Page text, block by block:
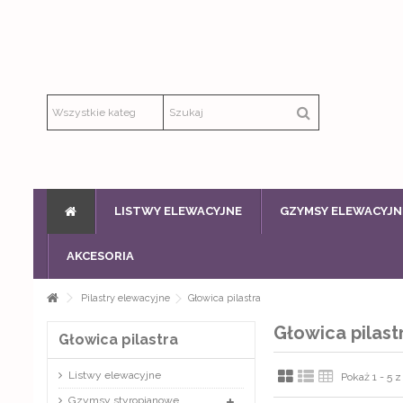
LISTWY ELEWACYJNE GZYMSY
AKCESORIA
Pilastry elewacyjne Głowica pilastra
Głowica
Pokaż 1 - 5
Głowica pilastra
Listwy elewacyjne
Gzymsy styropianowe